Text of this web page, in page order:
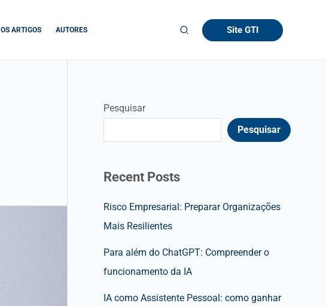
ARTIGOS AUTORES Site GTI
Pesquisar
Pesquisar
Recent Posts
Risco Empresarial: Preparar Organizações
Mais Resilientes
Para além do ChatGPT: Compreender o
funcionamento da IA
IA como Assistente Pessoal: como ganhar